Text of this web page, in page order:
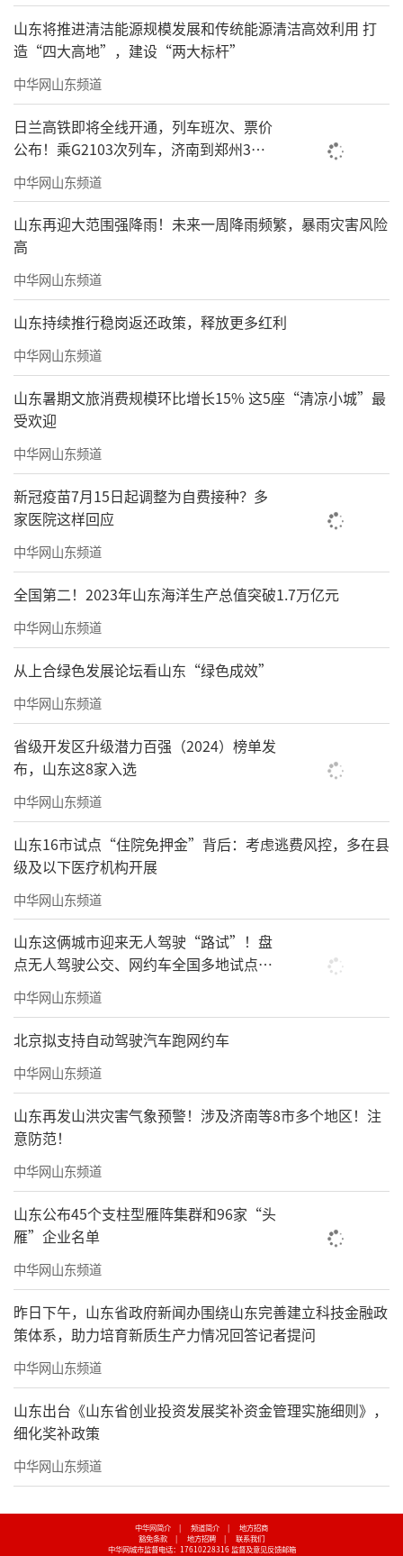
山东将推进清洁能源规模发展和传统能源清洁高效利用 打
造“四大高地”，建设“两大标杆”
中华网山东频道
日兰高铁即将全线开通，列车班次、票价
公布！乘G2103次列车，济南到郑州3小
时到达
中华网山东频道
山东再迎大范围强降雨！未来一周降雨频繁，暴雨灾害风险
高
中华网山东频道
山东持续推行稳岗返还政策，释放更多红利
中华网山东频道
山东暑期文旅消费规模环比增长15% 这5座“清凉小城”最
受欢迎
中华网山东频道
新冠疫苗7月15日起调整为自费接种？多
家医院这样回应
中华网山东频道
全国第二！2023年山东海洋生产总值突破1.7万亿元
中华网山东频道
从上合绿色发展论坛看山东“绿色成效”
中华网山东频道
省级开发区升级潜力百强（2024）榜单发
布，山东这8家入选
中华网山东频道
山东16市试点“住院免押金”背后：考虑逃费风控，多在县
级及以下医疗机构开展
中华网山东频道
山东这俩城市迎来无人驾驶“路试”！盘
点无人驾驶公交、网约车全国多地试点之
路
中华网山东频道
北京拟支持自动驾驶汽车跑网约车
中华网山东频道
山东再发山洪灾害气象预警！涉及济南等8市多个地区！注
意防范！
中华网山东频道
山东公布45个支柱型雁阵集群和96家“头
雁”企业名单
中华网山东频道
昨日下午，山东省政府新闻办围绕山东完善建立科技金融政
策体系，助力培育新质生产力情况回答记者提问
中华网山东频道
山东出台《山东省创业投资发展奖补资金管理实施细则》，
细化奖补政策
中华网山东频道
中华网简介 | 频道简介 |
地方招商
豁免条款
| 地方招聘 |
联系我们
中华网城市监督电话：17610228316 监督及意见反馈邮箱